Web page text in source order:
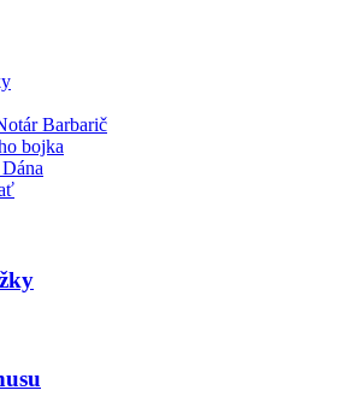
Barbarič
bojka